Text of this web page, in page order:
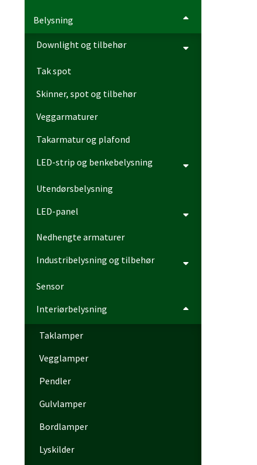
Belysning
Downlight og tilbehør
Tak spot
Skinner, spot og tilbehør
Veggarmaturer
Takarmatur og plafond
LED-strip og benkebelysning
Utendørsbelysning
LED-panel
Nedhengte armaturer
Industribelysning og tilbehør
Sensor
Interiørbelysning
Taklamper
Vegglamper
Pendler
Gulvlamper
Bordlamper
Lyskilder